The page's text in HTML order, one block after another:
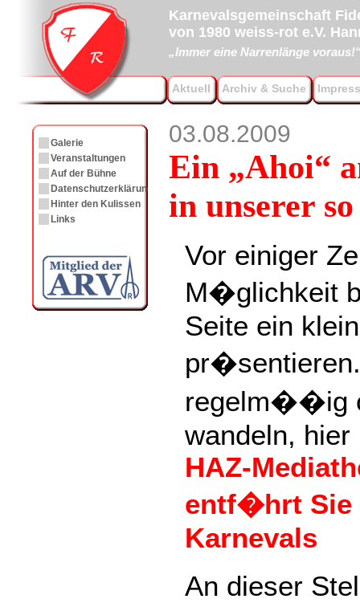
Karnevalsgemeinschaft
von 1980 weiss-rot e.V.
„Immer eine Narrenlänge
Aktuell Archiv & Suche
03.08.2009
Ein „Ahoi“
in unserer
Vor einiger
M�glichkeit
Seite ein
regelm��ig
wandeln,
HAZ-
entf�hrt Sie
Karnevals
An dieser
Galerie
Veranstaltungen
Auf der Bühne
Datenschutzerklärung
Hinter den Kulissen
Links